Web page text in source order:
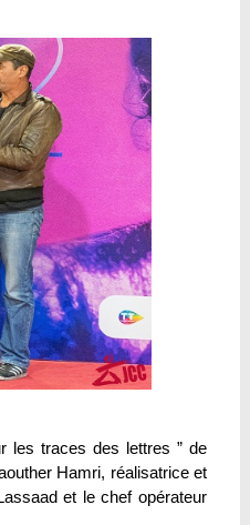
les traces des lettres ” de
Hamri, réalisatrice et
et le chef opérateur